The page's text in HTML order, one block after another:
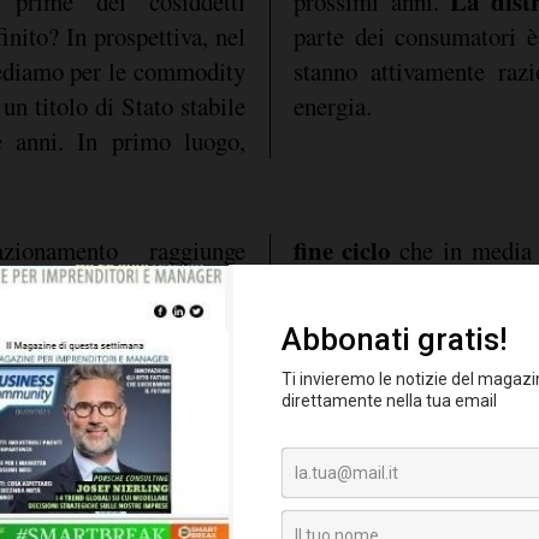
In prospettiva, nel
per le commodity
titolo di Stato stabile
anni. In primo luogo,
parte dei
stanno attivamente
energia.
raggiunge
i prezzi della
prima di una
prezzi della benzina
spread" (la differenza
petroliferi da esso
delle chiusure e
nelle raffinerie,
i consumatori. In
fine ciclo che in
recessione.